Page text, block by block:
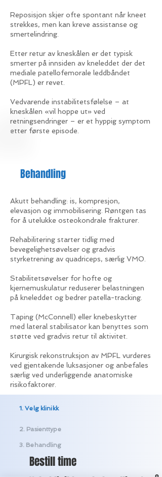
Reposisjon skjer ofte spontant når kneet
strekkes, men kan kreve assistanse og
smertelindring.
Etter retur av kneskålen er det typisk
smerter på innsiden av kneleddet der det
mediale patellofemorale leddbåndet
(MPFL) er revet.
Vedvarende instabilitetsfølelse – at
kneskålen «vil hoppe ut» ved
retningsendringer – er et hyppig symptom
etter første episode.
Behandling
Akutt behandling: is, kompresjon,
elevasjon og immobilisering. Røntgen tas
for å utelukke osteokondrale frakturer.
Rehabilitering starter tidlig med
bevegelighetsøvelser og gradvis
styrketrening av quadriceps, særlig VMO.
Stabilitetsøvelser for hofte og
kjernemuskulatur reduserer belastningen
på kneleddet og bedrer patella-tracking.
Taping (McConnell) eller knebeskytter
med lateral stabilisator kan benyttes som
støtte ved gradvis retur til aktivitet.
Kirurgisk rekonstruksjon av MPFL vurderes
ved gjentakende luksasjoner og anbefales
særlig ved underliggende anatomiske
risikofaktorer.
1. Velg klinikk
2. Pasienttype
3. Behandling
Bestill time